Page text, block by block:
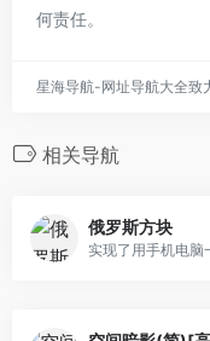
何责任。
星海导航-网址导航大全致
相关导航
俄罗斯方块